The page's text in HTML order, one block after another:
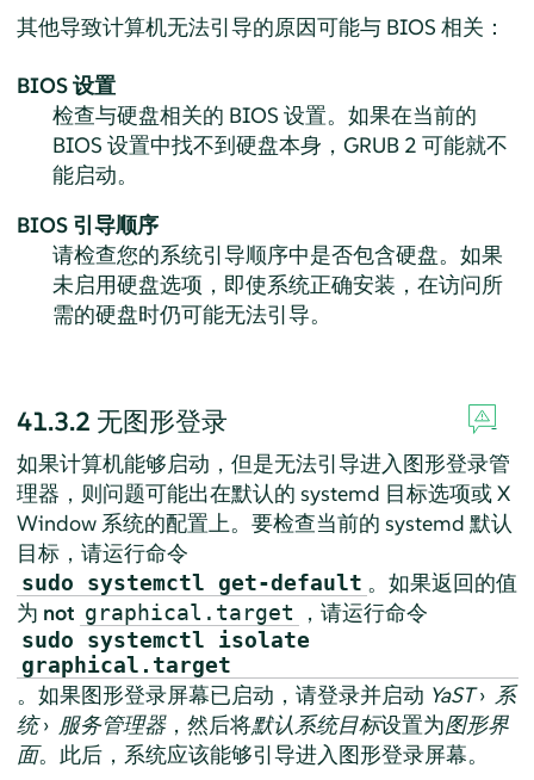
其他导致计算机无法引导的原因可能与 BIOS 相关：
BIOS 设置
检查与硬盘相关的 BIOS 设置。如果在当前的
BIOS 设置中找不到硬盘本身，GRUB 2 可能就不
能启动。
BIOS 引导顺序
请检查您的系统引导顺序中是否包含硬盘。如果
未启用硬盘选项，即使系统正确安装，在访问所
需的硬盘时仍可能无法引导。
41.3.2 无图形登录
如果计算机能够启动，但是无法引导进入图形登录管
理器，则问题可能出在默认的 systemd 目标选项或 X
Window 系统的配置上。要检查当前的 systemd 默认
目标，请运行命令
sudo systemctl get-default 。如果返回的值
为 not graphical.target ，请运行命令
sudo systemctl isolate
graphical.target
。如果图形登录屏幕已启动，请登录并启动 YaST› 系
统› 服务管理器，然后将默认系统目标设置为图形界
面。此后，系统应该能够引导进入图形登录屏幕。